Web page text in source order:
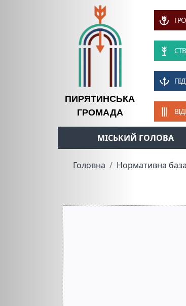
ПИРЯТИНСЬКА
ГРОМАДА
МІСЬКИЙ ГОЛОВА
Головна Нормативна база